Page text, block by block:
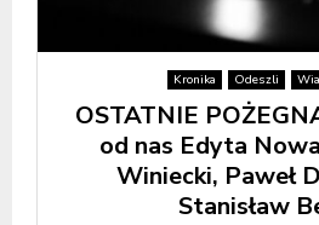
Kronika Odeszli
OSTATNIE
od nas Edyta
Winiecki, Paweł
Stanisław